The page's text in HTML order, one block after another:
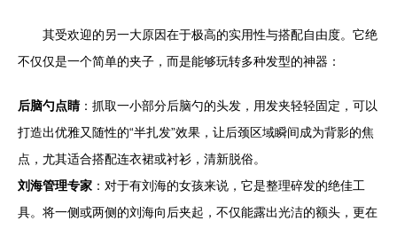
其受欢迎的另一大原因在于极高的实用性与搭配自由度。它绝
不仅仅是一个简单的夹子，而是能够玩转多种发型的神器：
后脑勺点睛：抓取一小部分后脑勺的头发，用发夹轻轻固定，可以
打造出优雅又随性的“半扎发”效果，让后颈区域瞬间成为背影的焦
点，尤其适合搭配连衣裙或衬衫，清新脱俗。
刘海管理专家 ：对于有刘海的女孩来说，它是整理碎发的绝佳工
具。将一侧或两侧的刘海向后夹起，不仅能露出光洁的额头，更在